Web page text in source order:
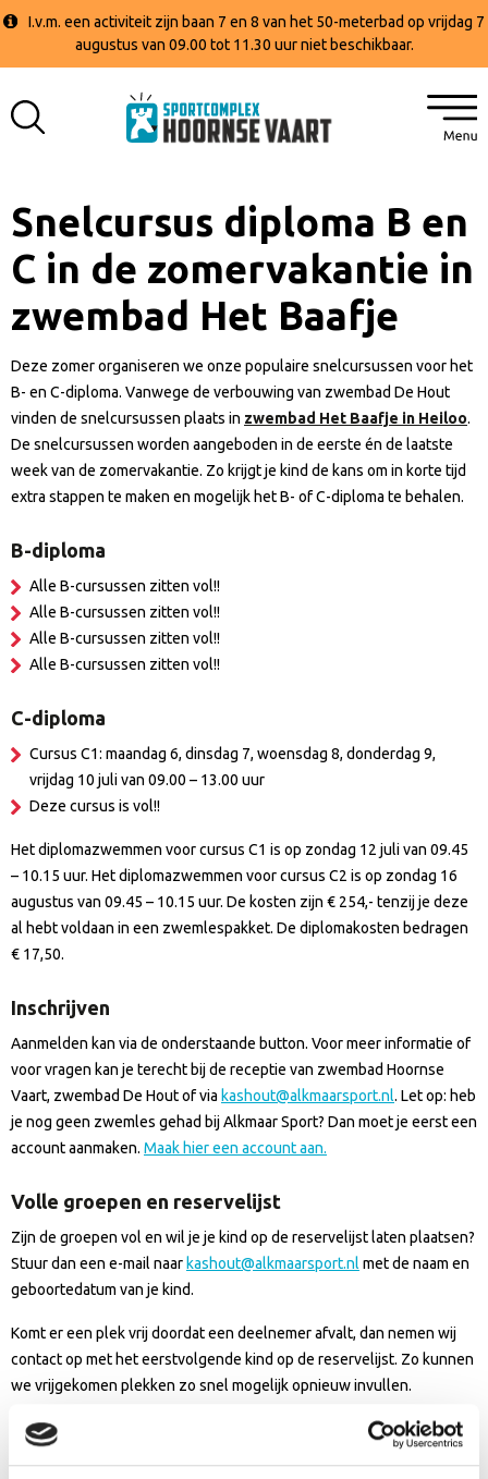
I.v.m. een activiteit zijn baan 7 en 8 van het 50-meterbad op vrijdag 7
augustus van 09.00 tot 11.30 uur niet beschikbaar.
Snelcursus diploma B en
C in de zomervakantie in
zwembad Het Baafje
Deze zomer organiseren we onze populaire snelcursussen voor het
B- en C-diploma. Vanwege de verbouwing van zwembad De Hout
vinden de snelcursussen plaats in zwembad Het Baafje in Heiloo.
De snelcursussen worden aangeboden in de eerste én de laatste
week van de zomervakantie. Zo krijgt je kind de kans om in korte tijd
extra stappen te maken en mogelijk het B- of C-diploma te behalen.
B-diploma
Alle B-cursussen zitten vol!!
Alle B-cursussen zitten vol!!
Alle B-cursussen zitten vol!!
Alle B-cursussen zitten vol!!
C-diploma
Cursus C1: maandag 6, dinsdag 7, woensdag 8, donderdag 9,
vrijdag 10 juli van 09.00 – 13.00 uur
Deze cursus is vol!!
Het diplomazwemmen voor cursus C1 is op zondag 12 juli van 09.45
– 10.15 uur. Het diplomazwemmen voor cursus C2 is op zondag 16
augustus van 09.45 – 10.15 uur. De kosten zijn € 254,- tenzij je deze
al hebt voldaan in een zwemlespakket. De diplomakosten bedragen
€ 17,50.
Inschrijven
Aanmelden kan via de onderstaande button. Voor meer informatie of
voor vragen kan je terecht bij de receptie van zwembad Hoornse
Vaart, zwembad De Hout of via kashout@alkmaarsport.nl. Let op: heb
je nog geen zwemles gehad bij Alkmaar Sport? Dan moet je eerst een
account aanmaken. Maak hier een account aan.
Volle groepen en reservelijst
Zijn de groepen vol en wil je je kind op de reservelijst laten plaatsen?
Stuur dan een e-mail naar kashout@alkmaarsport.nl met de naam en
geboortedatum van je kind.
Komt er een plek vrij doordat een deelnemer afvalt, dan nemen wij
contact op met het eerstvolgende kind op de reservelijst. Zo kunnen
we vrijgekomen plekken zo snel mogelijk opnieuw invullen.
Inschrijven snelcursus zomervakantie